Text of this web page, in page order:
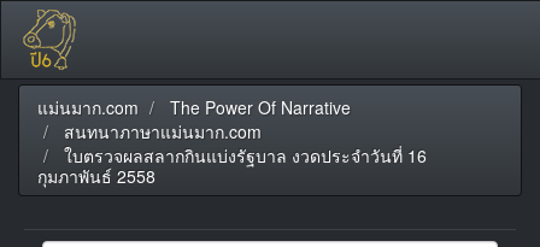
แม่นมาก.com
The Power Of Narrative
สนทนาภาษาแม่นมาก.com
ใบตรวจผลสลากกินแบ่งรัฐบาล งวดประจำวันที่ 16
กุมภาพันธ์ 2558